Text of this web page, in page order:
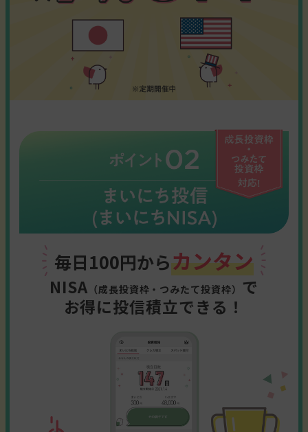
毎日100円からカンタン
NISA （成長投資枠・つみたて投資枠） で
お得に投信積立できる！